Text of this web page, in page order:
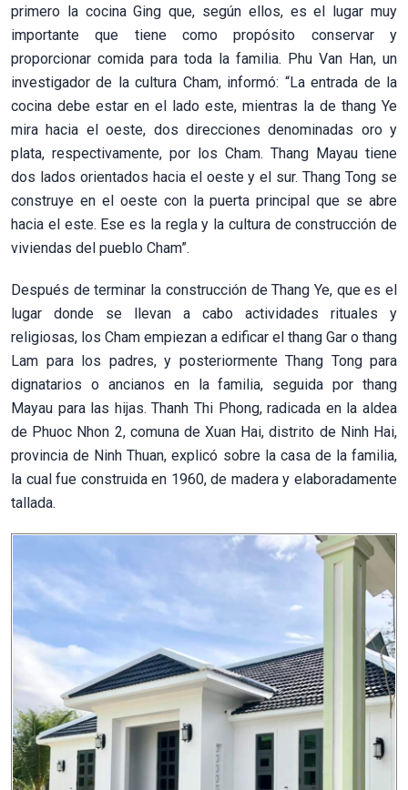
primero la cocina Ging que, según ellos, es el lugar muy
importante que tiene como propósito conservar y
proporcionar comida para toda la familia. Phu Van Han, un
investigador de la cultura Cham, informó: “La entrada de la
cocina debe estar en el lado este, mientras la de thang Ye
mira hacia el oeste, dos direcciones denominadas oro y
plata, respectivamente, por los Cham. Thang Mayau tiene
dos lados orientados hacia el oeste y el sur. Thang Tong se
construye en el oeste con la puerta principal que se abre
hacia el este. Ese es la regla y la cultura de construcción de
viviendas del pueblo Cham”.
Después de terminar la construcción de Thang Ye, que es el
lugar donde se llevan a cabo actividades rituales y
religiosas, los Cham empiezan a edificar el thang Gar o thang
Lam para los padres, y posteriormente Thang Tong para
dignatarios o ancianos en la familia, seguida por thang
Mayau para las hijas. Thanh Thi Phong, radicada en la aldea
de Phuoc Nhon 2, comuna de Xuan Hai, distrito de Ninh Hai,
provincia de Ninh Thuan, explicó sobre la casa de la familia,
la cual fue construida en 1960, de madera y elaboradamente
tallada.